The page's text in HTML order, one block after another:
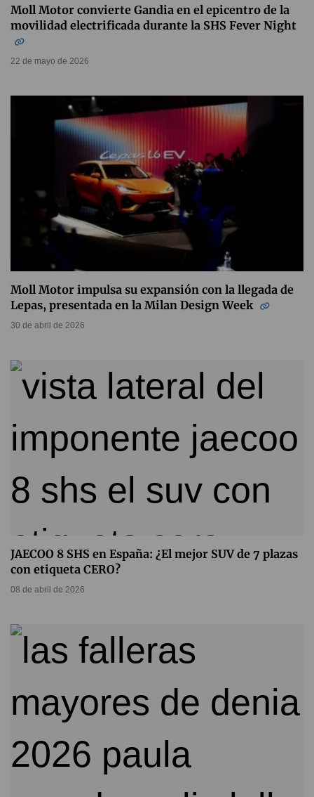
Moll Motor convierte Gandia en el epicentro de la
movilidad electrificada durante la SHS Fever Night
22 de mayo de 2026
Moll Motor impulsa su expansión con la llegada de
Lepas, presentada en la Milan Design Week
30 de abril de 2026
JAECOO 8 SHS en España: ¿El mejor SUV de 7 plazas
con etiqueta CERO?
08 de abril de 2026